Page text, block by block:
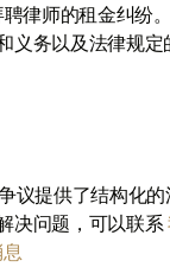
律师的租金纠纷
义务以及法律规定
议提供了结构化
决问题，可以联系